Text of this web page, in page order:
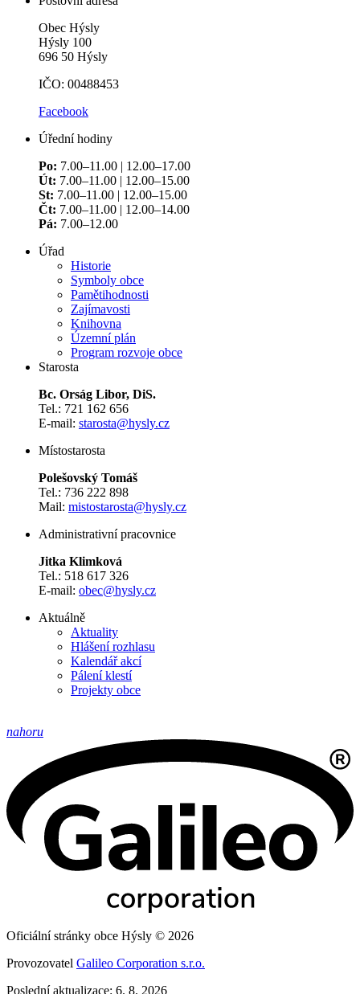
Obec Hýsly
Hýsly 100
696 50 Hýsly
IČO: 00488453
Facebook
Úřední hodiny
Po: 7.00–11.00 | 12.00–17.00
Út: 7.00–11.00 | 12.00–15.00
St: 7.00–11.00 | 12.00–15.00
Čt: 7.00–11.00 | 12.00–14.00
Pá: 7.00–12.00
Úřad
Historie
Symboly obce
Pamětihodnosti
Zajímavosti
Knihovna
Územní plán
Program rozvoje obce
Starosta
Bc. Orság Libor, DiS.
Tel.: 721 162 656
E-mail: starosta@hysly.cz
​​​​​​​Místostarosta
Polešovský Tomáš
Tel.: 736 222 898
Mail: mistostarosta@hysly.cz
Administrativní pracovnice
Jitka Klimková
Tel.: 518 617 326
E-mail: obec@hysly.cz
Aktuálně
Aktuality
Hlášení rozhlasu
Kalendář akcí
Pálení klestí
Projekty obce
nahoru
Oficiální stránky obce Hýsly © 2026
Provozovatel Galileo Corporation s.r.o.
Poslední aktualizace: 6. 8. 2026